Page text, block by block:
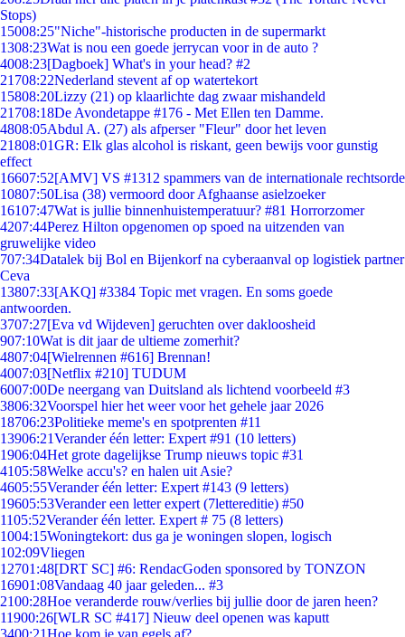
Stops)
15008:25"Niche"-historische producten in de supermarkt
1308:23Wat is nou een goede jerrycan voor in de auto ?
4008:23[Dagboek] What's in your head? #2
21708:22Nederland stevent af op watertekort
15808:20Lizzy (21) op klaarlichte dag zwaar mishandeld
21708:18De Avondetappe #176 - Met Ellen ten Damme.
4808:05Abdul A. (27) als afperser "Fleur" door het leven
21808:01GR: Elk glas alcohol is riskant, geen bewijs voor gunstig
effect
16607:52[AMV] VS #1312 spammers van de internationale rechtsorde
10807:50Lisa (38) vermoord door Afghaanse asielzoeker
16107:47Wat is jullie binnenhuistemperatuur? #81 Horrorzomer
4207:44Perez Hilton opgenomen op spoed na uitzenden van
gruwelijke video
707:34Datalek bij Bol en Bijenkorf na cyberaanval op logistiek partner
Ceva
13807:33[AKQ] #3384 Topic met vragen. En soms goede
antwoorden.
3707:27[Eva vd Wijdeven] geruchten over dakloosheid
907:10Wat is dit jaar de ultieme zomerhit?
4807:04[Wielrennen #616] Brennan!
4007:03[Netflix #210] TUDUM
6007:00De neergang van Duitsland als lichtend voorbeeld #3
3806:32Voorspel hier het weer voor het gehele jaar 2026
18706:23Politieke meme's en spotprenten #11
13906:21Verander één letter: Expert #91 (10 letters)
1906:04Het grote dagelijkse Trump nieuws topic #31
4105:58Welke accu's? en halen uit Asie?
4605:55Verander één letter: Expert #143 (9 letters)
19605:53Verander een letter expert (7lettereditie) #50
1105:52Verander één letter. Expert # 75 (8 letters)
1004:15Woningtekort: dus ga je woningen slopen, logisch
102:09Vliegen
12701:48[DRT SC] #6: RendacGoden sponsored by TONZON
16901:08Vandaag 40 jaar geleden... #3
2100:28Hoe veranderde rouw/verlies bij jullie door de jaren heen?
11900:26[WLR SC #417] Nieuw deel openen was kaputt
3400:21Hoe kom je van egels af?